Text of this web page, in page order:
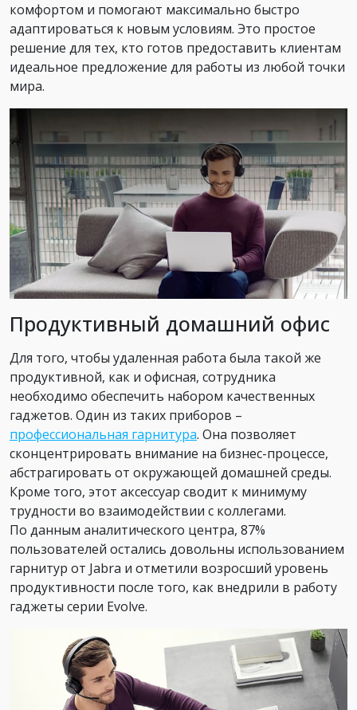
комфортом и помогают максимально быстро
адаптироваться к новым условиям. Это простое
решение для тех, кто готов предоставить клиентам
идеальное предложение для работы из любой точки
мира.
Продуктивный домашний офис
Для того, чтобы удаленная работа была такой же
продуктивной, как и офисная, сотрудника
необходимо обеспечить набором качественных
гаджетов. Один из таких приборов –
профессиональная гарнитура. Она позволяет
сконцентрировать внимание на бизнес-процессе,
абстрагировать от окружающей домашней среды.
Кроме того, этот аксессуар сводит к минимуму
трудности во взаимодействии с коллегами.
По данным аналитического центра, 87%
пользователей остались довольны использованием
гарнитур от Jabra и отметили возросший уровень
продуктивности после того, как внедрили в работу
гаджеты серии Evolve.